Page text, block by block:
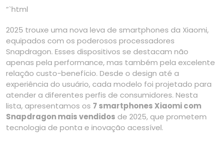
“`html
2025 trouxe uma nova leva de smartphones da Xiaomi,
equipados com os poderosos processadores
Snapdragon. Esses dispositivos se destacam não
apenas pela performance, mas também pela excelente
relação custo-benefício. Desde o design até a
experiência do usuário, cada modelo foi projetado para
atender a diferentes perfis de consumidores. Nesta
lista, apresentamos os 7 smartphones Xiaomi com
Snapdragon mais vendidos de 2025, que prometem
tecnologia de ponta e inovação acessível.